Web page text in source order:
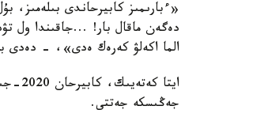
«ءبارىمىز كابيرحاندى
دەگەن ماقال بار! ...جاقىندا ول
الما اكەلۋ كەرەك ەدى»، - دەدى
جەڭىسكە جەتتى.